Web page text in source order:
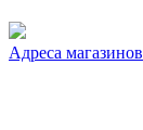
Адреса магазинов